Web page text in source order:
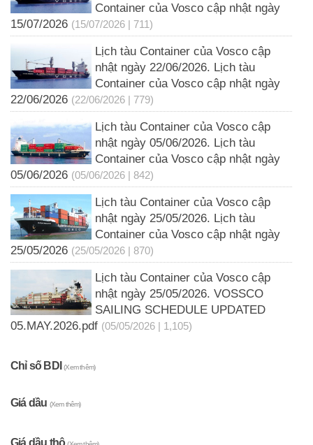
Container của Vosco cập nhật ngày
15/07/2026 (15/07/2026 | 711)
Lịch tàu Container của Vosco cập
nhật ngày 22/06/2026. Lịch tàu
Container của Vosco cập nhật ngày
22/06/2026 (22/06/2026 | 779)
Lịch tàu Container của Vosco cập
nhật ngày 05/06/2026. Lịch tàu
Container của Vosco cập nhật ngày
05/06/2026 (05/06/2026 | 842)
Lịch tàu Container của Vosco cập
nhật ngày 25/05/2026. Lịch tàu
Container của Vosco cập nhật ngày
25/05/2026 (25/05/2026 | 870)
Lịch tàu Container của Vosco cập
nhật ngày 25/05/2026. VOSSCO
SAILING SCHEDULE UPDATED
05.MAY.2026.pdf (05/05/2026 | 1,105)
Chỉ số BDI(Xem thêm)
Giá dầu (Xem thêm)
Giá dầu thô